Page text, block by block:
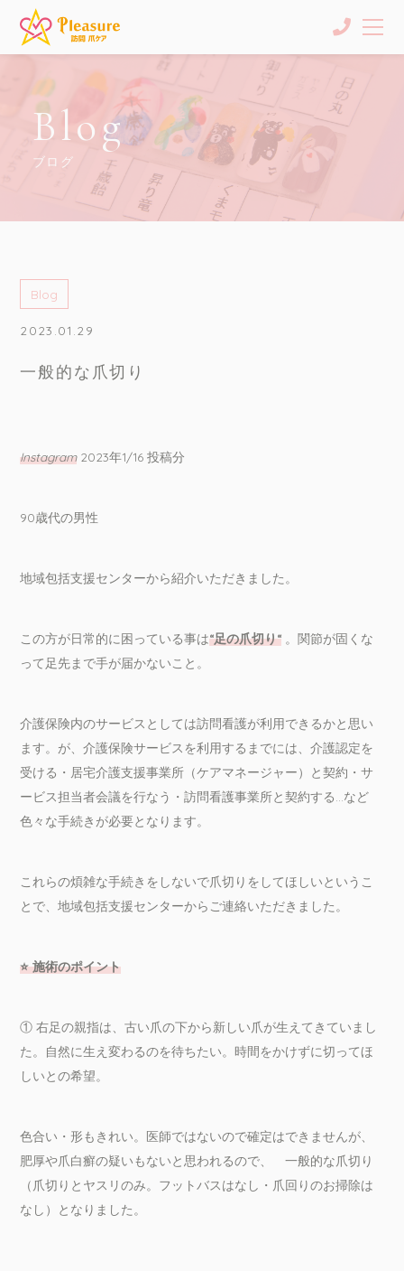
Blog
ブログ
Blog
2023.01.29
一般的な爪切り
Instagram2023年1/16 投稿分
90歳代の男性
地域包括支援センターから紹介いただきました。
この方が日常的に困っている事は“足の爪切り“ 。関節が固くな
って足先まで手が届かないこと。
介護保険内のサービスとしては訪問看護が利用できるかと思い
ます。が、介護保険サービスを利用するまでには、介護認定を
受ける・居宅介護支援事業所（ケアマネージャー）と契約・サ
ービス担当者会議を行なう・訪問看護事業所と契約する…など
色々な手続きが必要となります。
これらの煩雑な手続きをしないで爪切りをしてほしいというこ
とで、地域包括支援センターからご連絡いただきました。
⭐️ 施術のポイント
① 右足の親指は、古い爪の下から新しい爪が生えてきていまし
た。自然に生え変わるのを待ちたい。時間をかけずに切ってほ
しいとの希望。
色合い・形もきれい。医師ではないので確定はできませんが、
肥厚や爪白癬の疑いもないと思われるので、 一般的な爪切り
（爪切りとヤスリのみ。フットバスはなし・爪回りのお掃除は
なし）となりました。